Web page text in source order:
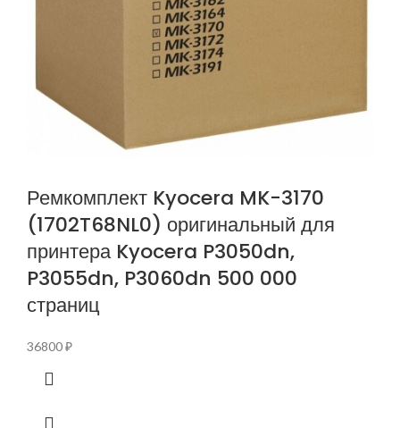
Ремкомплект Kyocera MK-3170
(1702T68NL0) оригинальный для
принтера Kyocera P3050dn,
P3055dn, P3060dn 500 000
страниц
36800₽